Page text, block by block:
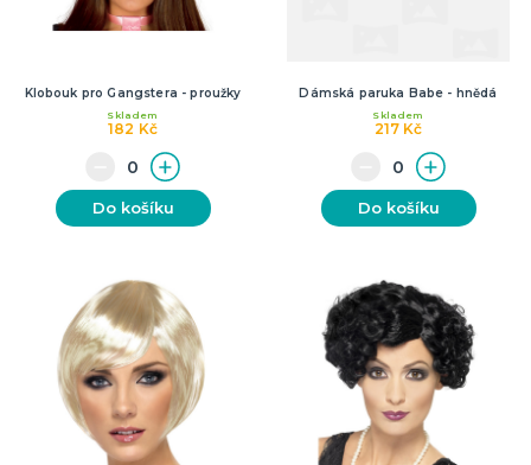
Klobouk pro Gangstera - proužky
182 Kč
Skladem
Do košíku
Dámská paruka Babe - hnědá
217 Kč
Skladem
Do košíku